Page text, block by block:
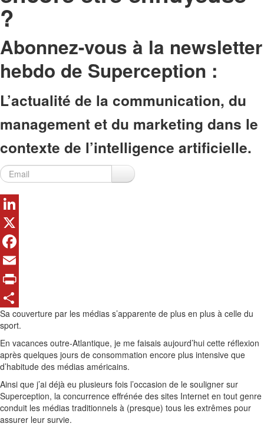
?
Abonnez-vous à la newsletter
hebdo de Superception :
L’actualité de la communication, du
management et du marketing dans le
contexte de l’intelligence artificielle.
LinkedIn
X
Facebook
Email
Print
Share
Sa couverture par les médias s’apparente de plus en plus à celle du
sport.
En vacances outre-Atlantique, je me faisais aujourd’hui cette réflexion
après quelques jours de consommation encore plus intensive que
d’habitude des médias américains.
Ainsi que j’ai déjà eu plusieurs fois l’occasion de le souligner sur
Superception, la concurrence effrénée des sites Internet en tout genre
conduit les médias traditionnels à (presque) tous les extrêmes pour
assurer leur survie.